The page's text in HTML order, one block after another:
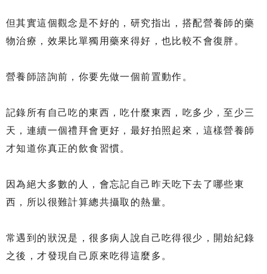
但其實這個觀念是不好的，研究指出，搭配營養師的藥
物治療，效果比單獨用藥來得好，也比較不會復胖。
營養師諮詢前，你要先做一個前置動作。
記錄所有自己吃的東西，吃什麼東西，吃多少，至少三
天，連續一個禮拜會更好，最好拍照起來，這樣營養師
才知道你真正的飲食習慣。
因為絕大多數的人，會忘記自己昨天吃下去了哪些東
西，所以很難計算總共攝取的熱量。
常遇到的狀況是，很多病人說自己吃得很少，開始紀錄
之後，才發現自己原來吃得這麼多。